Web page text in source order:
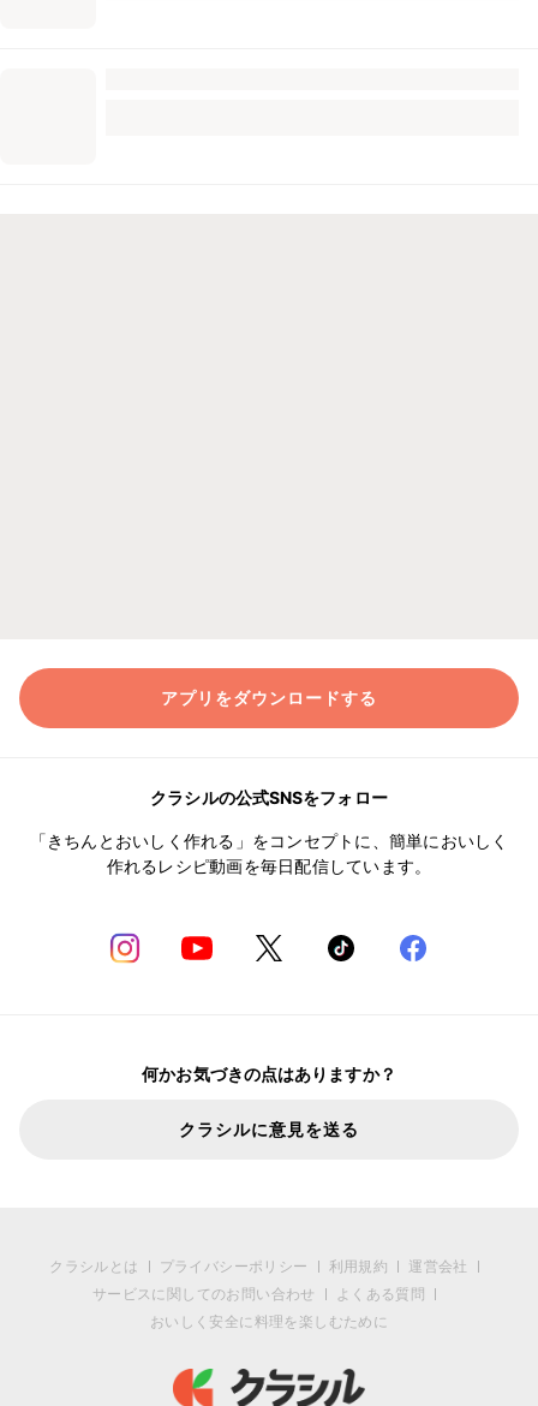
アプリをダウンロードする
クラシルの公式SNSをフォロー
「きちんとおいしく作れる」をコンセプトに、簡単においしく
作れるレシピ動画を毎日配信しています。
何かお気づきの点はありますか？
クラシルに意見を送る
クラシルとは プライバシーポリシー 利用規約
運営会社
サービスに関してのお問い合わせ
よくある質問
おいしく安全に料理を楽しむために